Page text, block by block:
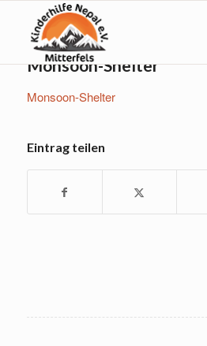
Monsoon-Shelter
Monsoon-Shelter
Eintrag teilen